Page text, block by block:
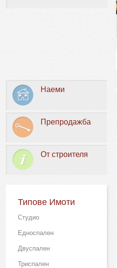
Наеми
Препродажба
От строителя
Типове Имоти
Студио
Едноспален
Двуспален
Триспален